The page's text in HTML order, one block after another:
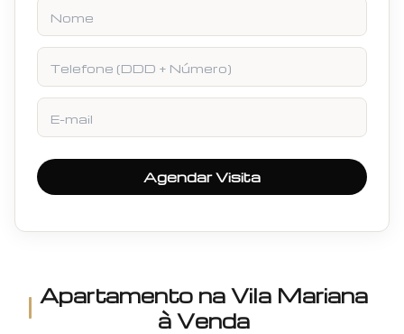
Apartamento na Vila Mariana
à Venda
Nome
Telefone
E-mail
Agendar Visita